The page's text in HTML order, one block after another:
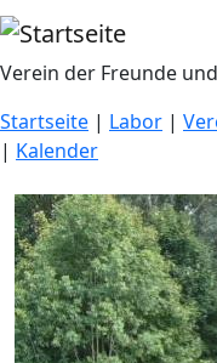
Direkt zum Inhalt
Verein der Freunde
Startseite | Labor |
| Kalender